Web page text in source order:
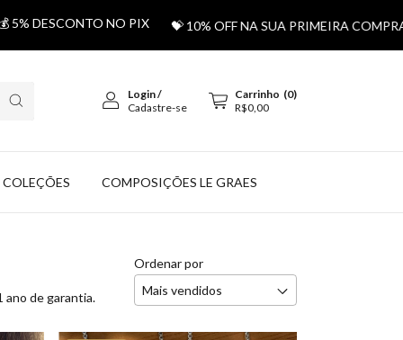
NO PIX 💝 10% OFF NA SUA PRIMEIRA COMPRA
Login/
Cadastre-se
Carrinho (0)
R$0,00
COLEÇÕES COMPOSIÇÕES LE GRAES
ano de garantia.
Ordenar por